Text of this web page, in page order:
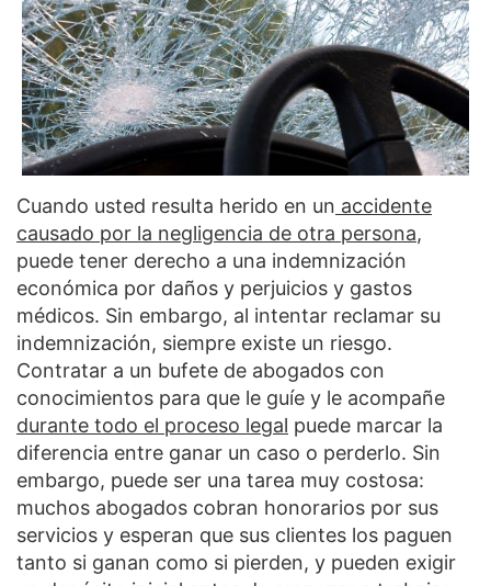
Cuando usted resulta herido en un accidente
causado por la negligencia de otra persona,
puede tener derecho a una indemnización
económica por daños y perjuicios y gastos
médicos. Sin embargo, al intentar reclamar su
indemnización, siempre existe un riesgo.
Contratar a un bufete de abogados con
conocimientos para que le guíe y le acompañe
durante todo el proceso legal puede marcar la
diferencia entre ganar un caso o perderlo. Sin
embargo, puede ser una tarea muy costosa:
muchos abogados cobran honorarios por sus
servicios y esperan que sus clientes los paguen
tanto si ganan como si pierden, y pueden exigir